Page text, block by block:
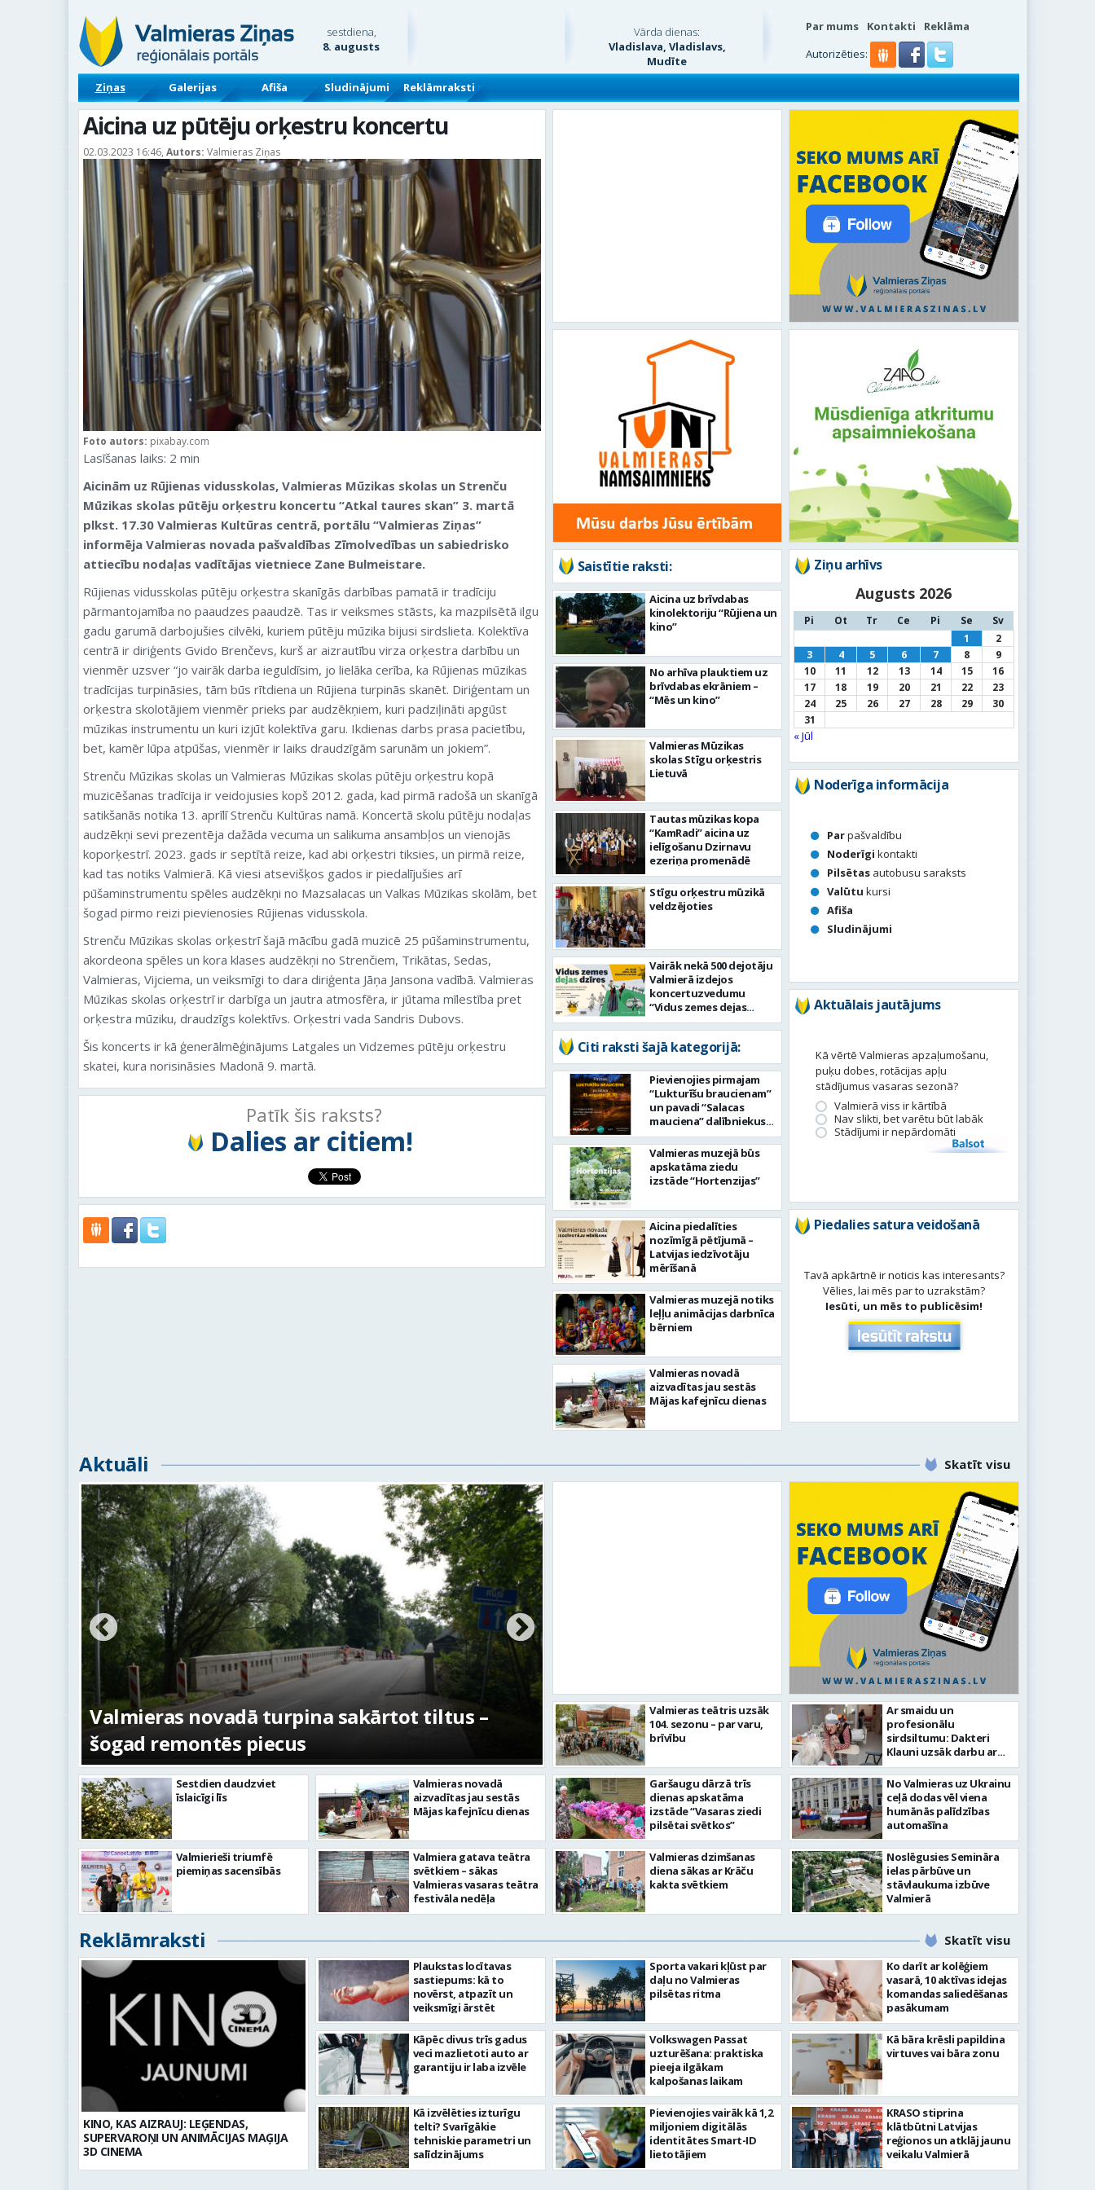
sestdiena,
8. augusts
Vārda dienas:
Vladislava, Vladislavs,
Mudīte
Par mums Kontakti
Reklāma
Autorizēties:
Ziņas Galerijas Afiša Sludinājumi Reklāmraksti
Aicina uz pūtēju orķestru koncertu
02.03.2023 16:46, Autors: Valmieras Ziņas
Foto autors: pixabay.com
Lasīšanas laiks: 2 min
Aicinām uz Rūjienas vidusskolas, Valmieras Mūzikas skolas un Strenču
Mūzikas skolas pūtēju orķestru koncertu “Atkal taures skan” 3. martā
plkst. 17.30 Valmieras Kultūras centrā, portālu “Valmieras Ziņas”
informēja Valmieras novada pašvaldības Zīmolvedības un sabiedrisko
attiecību nodaļas vadītājas vietniece Zane Bulmeistare.
Rūjienas vidusskolas pūtēju orķestra skanīgās darbības pamatā ir tradīciju
pārmantojamība no paaudzes paaudzē. Tas ir veiksmes stāsts, ka mazpilsētā ilgu
gadu garumā darbojušies cilvēki, kuriem pūtēju mūzika bijusi sirdslieta. Kolektīva
centrā ir diriģents Gvido Brenčevs, kurš ar aizrautību virza orķestra darbību un
vienmēr uzsver “jo vairāk darba ieguldīsim, jo lielāka cerība, ka Rūjienas mūzikas
tradīcijas turpināsies, tām būs rītdiena un Rūjiena turpinās skanēt. Diriģentam un
orķestra skolotājiem vienmēr prieks par audzēkņiem, kuri padziļināti apgūst
mūzikas instrumentu un kuri izjūt kolektīva garu. Ikdienas darbs prasa pacietību,
bet, kamēr lūpa atpūšas, vienmēr ir laiks draudzīgām sarunām un jokiem”.
Strenču Mūzikas skolas un Valmieras Mūzikas skolas pūtēju orķestru kopā
muzicēšanas tradīcija ir veidojusies kopš 2012. gada, kad pirmā radošā un skanīgā
satikšanās notika 13. aprīlī Strenču Kultūras namā. Koncertā skolu pūtēju nodaļas
audzēkņi sevi prezentēja dažāda vecuma un salikuma ansambļos un vienojās
koporķestrī. 2023. gads ir septītā reize, kad abi orķestri tiksies, un pirmā reize,
kad tas notiks Valmierā. Kā viesi atsevišķos gados ir piedalījušies arī
pūšaminstrumentu spēles audzēkņi no Mazsalacas un Valkas Mūzikas skolām, bet
šogad pirmo reizi pievienosies Rūjienas vidusskola.
Strenču Mūzikas skolas orķestrī šajā mācību gadā muzicē 25 pūšaminstrumentu,
akordeona spēles un kora klases audzēkņi no Strenčiem, Trikātas, Sedas,
Valmieras, Vijciema, un veiksmīgi to dara diriģenta Jāņa Jansona vadībā. Valmieras
Mūzikas skolas orķestrī ir darbīga un jautra atmosfēra, ir jūtama mīlestība pret
orķestra mūziku, draudzīgs kolektīvs. Orķestri vada Sandris Dubovs.
Šis koncerts ir kā ģenerālmēģinājums Latgales un Vidzemes pūtēju orķestru
skatei, kura norisināsies Madonā 9. martā.
Patīk šis raksts?
Dalies ar citiem!
Saistītie raksti:
Aicina uz brīvdabas
kinolektoriju “Rūjiena un
kino”
No arhīva plauktiem uz
brīvdabas ekrāniem –
“Mēs un kino”
Valmieras Mūzikas
skolas Stīgu orķestris
Lietuvā
Tautas mūzikas kopa
“KamRadi” aicina uz
ielīgošanu Dzirnavu
ezeriņa promenādē
Stīgu orķestru mūzikā
veldzējoties
Vairāk nekā 500 dejotāju
Valmierā izdejos
koncertuzvedumu
“Vidus zemes dejas
dzīres”
Citi raksti šajā kategorijā:
Pievienojies pirmajam
“Lukturīšu braucienam”
un pavadi “Salacas
mauciena” dalībniekus
ceļā uz jūru!
Valmieras muzejā būs
apskatāma ziedu
izstāde “Hortenzijas”
Aicina piedalīties
nozīmīgā pētījumā –
Latvijas iedzīvotāju
mērīšanā
Valmieras muzejā notiks
leļļu animācijas darbnīca
bērniem
Valmieras novadā
aizvadītas jau sestās
Mājas kafejnīcu dienas
Ziņu arhīvs
Augusts 2026
Pi Ot Tr Ce Pi Se
Sv
1
2
3
4 5 6 7 8
9
10
11 12 13 14 15
16
17
18 19 20 21 22
23
24
25 26 27 28 29
30
31
« Jūl
Noderīga informācija
Parpašvaldību
Noderīgi kontakti
Pilsētas autobusu saraksts
Valūtu kursi
Afiša
Sludinājumi
Aktuālais jautājums
Kā vērtē Valmieras apzaļumošanu,
puķu dobes, rotācijas apļu
stādījumus vasaras sezonā?
Valmierā viss ir kārtībā
Nav slikti, bet varētu būt labāk
Stādījumi ir nepārdomāti
Balsot
Piedalies satura veidošanā
Tavā apkārtnē ir noticis kas interesants?
Vēlies, lai mēs par to uzrakstām?
Iesūti, un mēs to publicēsim!
Aktuāli Skatīt visu
Valmieras novadā turpina sakārtot tiltus –
šogad remontēs piecus
No pagaidu teātra līdz laikmetīgās kultūras
centram – kā attīstīsies “Kurtuve”
Sestdien daudzviet
īslaicīgi līs
Valmierieši triumfē
piemiņas sacensībās
Valmieras novadā
aizvadītas jau sestās
Mājas kafejnīcu dienas
Valmiera gatava teātra
svētkiem – sākas
Valmieras vasaras teātra
festivāla nedēļa
Valmieras teātris uzsāk
104. sezonu – par varu,
brīvību
Garšaugu dārzā trīs
dienas apskatāma
izstāde “Vasaras ziedi
pilsētai svētkos”
Valmieras dzimšanas
diena sākas ar Krāču
kakta svētkiem
Ar smaidu un
profesionālu
sirdsiltumu: Dakteri
Klauni uzsāk darbu ar
senioriem Vidzemes
slimnīcā
No Valmieras uz Ukrainu
ceļā dodas vēl viena
humānās palīdzības
automašīna
Noslēgusies Semināra
ielas pārbūve un
stāvlaukuma izbūve
Valmierā
Reklāmraksti Skatīt visu
KINO, KAS AIZRAUJ: LEĢENDAS,
SUPERVAROŅI UN ANIMĀCIJAS MAĢIJA
3D CINEMA
Plaukstas locītavas
sastiepums: kā to
novērst, atpazīt un
veiksmīgi ārstēt
Kāpēc divus trīs gadus
veci mazlietoti auto ar
garantiju ir laba izvēle
Kā izvēlēties izturīgu
telti? Svarīgākie
tehniskie parametri un
salīdzinājums
Sporta vakari kļūst par
daļu no Valmieras
pilsētas ritma
Volkswagen Passat
uzturēšana: praktiska
pieeja ilgākam
kalpošanas laikam
Pievienojies vairāk kā 1,2
miljoniem digitālās
identitātes Smart-ID
lietotājiem
Ko darīt ar kolēģiem
vasarā, 10 aktīvas idejas
komandas saliedēšanas
pasākumam
Kā bāra krēsli papildina
virtuves vai bāra zonu
KRASO stiprina
klātbūtni Latvijas
reģionos un atklāj jaunu
veikalu Valmierā